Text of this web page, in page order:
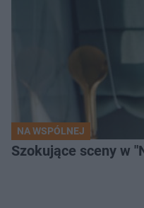
NA WSPÓLNEJ
Szokujące sceny w